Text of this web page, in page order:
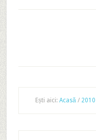
Ești aici: Acasă / 2010